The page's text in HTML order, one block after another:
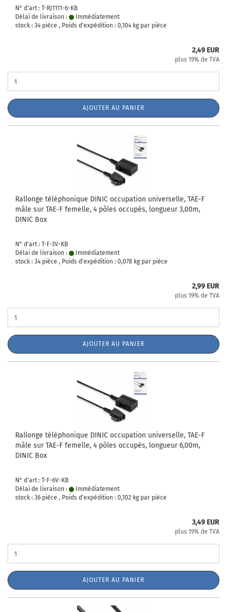
N° d'art : T-RJ1111-6-KB
Délai de livraison :
Immédiatement
stock : 34 pièce , Poids d'expédition : 0,104 kg par pièce
2,49 EUR
plus 19% de TVA
AJOUTER AU PANIER
Rallonge téléphonique DINIC occupation universelle, TAE-F
mâle sur TAE-F femelle, 4 pôles occupés, longueur 3,00m,
DINIC Box
N° d'art : T-F-3V-KB
Délai de livraison :
Immédiatement
stock : 34 pièce , Poids d'expédition : 0,078 kg par pièce
2,99 EUR
plus 19% de TVA
AJOUTER AU PANIER
Rallonge téléphonique DINIC occupation universelle, TAE-F
mâle sur TAE-F femelle, 4 pôles occupés, longueur 6,00m,
DINIC Box
N° d'art : T-F-6V-KB
Délai de livraison :
Immédiatement
stock : 36 pièce , Poids d'expédition : 0,102 kg par pièce
3,49 EUR
plus 19% de TVA
AJOUTER AU PANIER